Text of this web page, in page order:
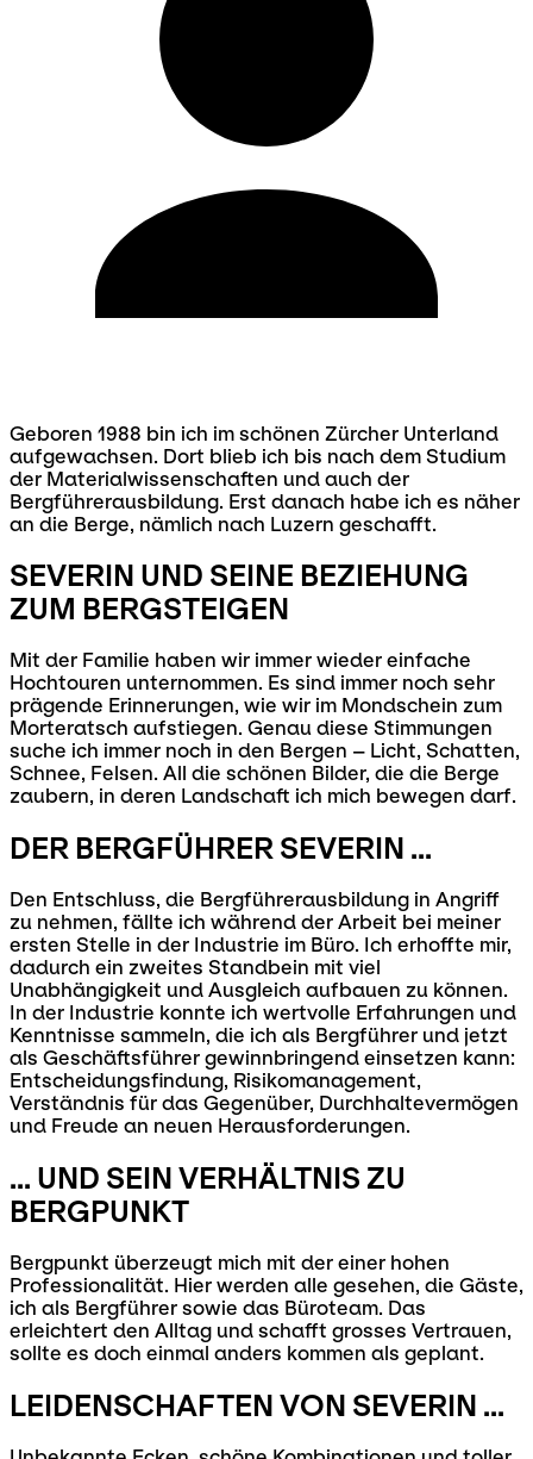
Geboren 1988 bin ich im schönen Zürcher Unterland
aufgewachsen. Dort blieb ich bis nach dem Studium
der Materialwissenschaften und auch der
Bergführerausbildung. Erst danach habe ich es näher
an die Berge, nämlich nach Luzern geschafft.
SEVERIN UND SEINE BEZIEHUNG
ZUM BERGSTEIGEN
Mit der Familie haben wir immer wieder einfache
Hochtouren unternommen. Es sind immer noch sehr
prägende Erinnerungen, wie wir im Mondschein zum
Morteratsch aufstiegen. Genau diese Stimmungen
suche ich immer noch in den Bergen – Licht, Schatten,
Schnee, Felsen. All die schönen Bilder, die die Berge
zaubern, in deren Landschaft ich mich bewegen darf.
DER BERGFÜHRER SEVERIN ...
Den Entschluss, die Bergführerausbildung in Angriff
zu nehmen, fällte ich während der Arbeit bei meiner
ersten Stelle in der Industrie im Büro. Ich erhoffte mir,
dadurch ein zweites Standbein mit viel
Unabhängigkeit und Ausgleich aufbauen zu können.
In der Industrie konnte ich wertvolle Erfahrungen und
Kenntnisse sammeln, die ich als Bergführer und jetzt
als Geschäftsführer gewinnbringend einsetzen kann:
Entscheidungsfindung, Risikomanagement,
Verständnis für das Gegenüber, Durchhaltevermögen
und Freude an neuen Herausforderungen.
... UND SEIN VERHÄLTNIS ZU
BERGPUNKT
Bergpunkt überzeugt mich mit der einer hohen
Professionalität. Hier werden alle gesehen, die Gäste,
ich als Bergführer sowie das Büroteam. Das
erleichtert den Alltag und schafft grosses Vertrauen,
sollte es doch einmal anders kommen als geplant.
LEIDENSCHAFTEN VON SEVERIN ...